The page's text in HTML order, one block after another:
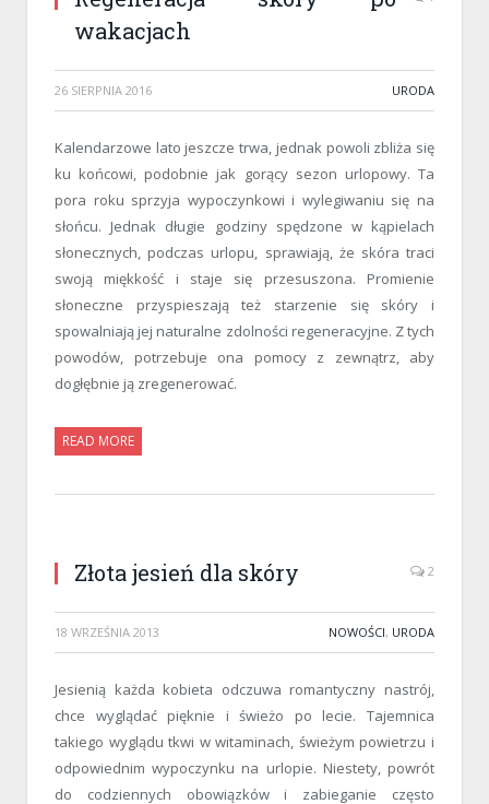
wakacjach
26 SIERPNIA 2016 URODA
Kalendarzowe lato jeszcze trwa, jednak powoli zbliża się
ku końcowi, podobnie jak gorący sezon urlopowy. Ta
pora roku sprzyja wypoczynkowi i wylegiwaniu się na
słońcu. Jednak długie godziny spędzone w kąpielach
słonecznych, podczas urlopu, sprawiają, że skóra traci
swoją miękkość i staje się przesuszona. Promienie
słoneczne przyspieszają też starzenie się skóry i
spowalniają jej naturalne zdolności regeneracyjne. Z tych
powodów, potrzebuje ona pomocy z zewnątrz, aby
dogłębnie ją zregenerować.
READ MORE
Złota jesień dla skóry 2
18 WRZEŚNIA 2013 NOWOŚCI, URODA
Jesienią każda kobieta odczuwa romantyczny nastrój,
chce wyglądać pięknie i świeżo po lecie. Tajemnica
takiego wyglądu tkwi w witaminach, świeżym powietrzu i
odpowiednim wypoczynku na urlopie. Niestety, powrót
do codziennych obowiązków i zabieganie często